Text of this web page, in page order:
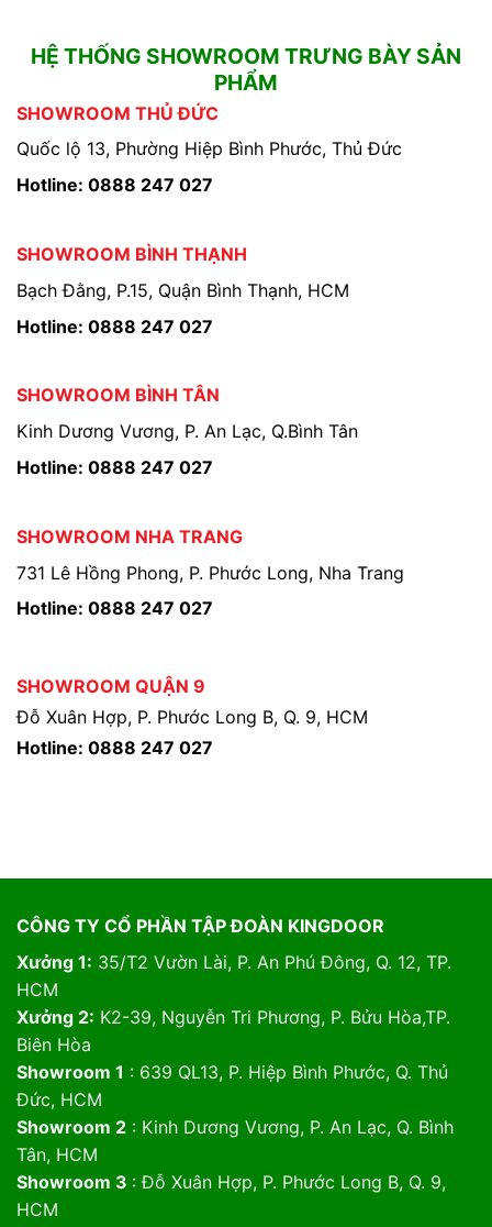
HỆ THỐNG SHOWROOM TRƯNG BÀY SẢN
PHẨM
SHOWROOM THỦ ĐỨC
Quốc lộ 13, Phường Hiệp Bình Phước, Thủ Đức
Hotline: 0888 247 027
SHOWROOM BÌNH THẠNH
Bạch Đằng, P.15, Quận Bình Thạnh, HCM
Hotline: 0888 247 027
SHOWROOM BÌNH TÂN
Kinh Dương Vương, P. An Lạc, Q.Bình Tân
Hotline: 0888 247 027
SHOWROOM NHA TRANG
731 Lê Hồng Phong, P. Phước Long, Nha Trang
Hotline: 0888 247 027
SHOWROOM QUẬN 9
Đỗ Xuân Hợp, P. Phước Long B, Q. 9, HCM
Hotline: 0888 247 027
CÔNG TY CỔ PHẦN TẬP ĐOÀN KINGDOOR
Xưởng 1: 35/T2 Vườn Lài, P. An Phú Đông, Q. 12, TP.
HCM
Xưởng 2: K2-39, Nguyễn Tri Phương, P. Bửu Hòa,TP.
Biên Hòa
Showroom 1 : 639 QL13, P. Hiệp Bình Phước, Q. Thủ
Đức, HCM
Showroom 2: Kinh Dương Vương, P. An Lạc, Q. Bình
Tân, HCM
Showroom 3 : Đỗ Xuân Hợp, P. Phước Long B, Q. 9,
HCM